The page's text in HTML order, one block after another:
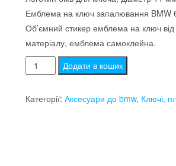
Емблема на ключ запалювання BMW
Об’ємний стикер емблема на ключ від
матеріалу, емблема самоклейна.
Емблема
для
Додати в кошик
Категорії: Аксесуари до bmw, Ключі,